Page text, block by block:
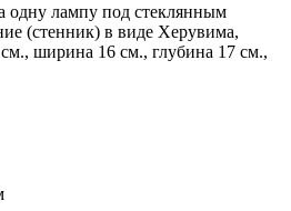
одну лампу под стеклянным
(стенник) в виде Херувима,
ширина 16 см., глубина 17 см.,